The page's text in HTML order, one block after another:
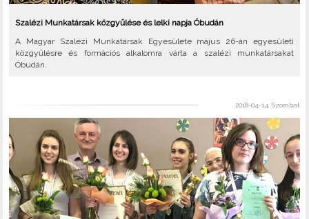
Szalézi Munkatársak közgyűlése és lelki napja Óbudán
A Magyar Szalézi Munkatársak Egyesülete május 26-án egyesületi
közgyűlésre és formációs alkalomra várta a szalézi munkatársakat
Óbudán.
2018-04-14, Szombat